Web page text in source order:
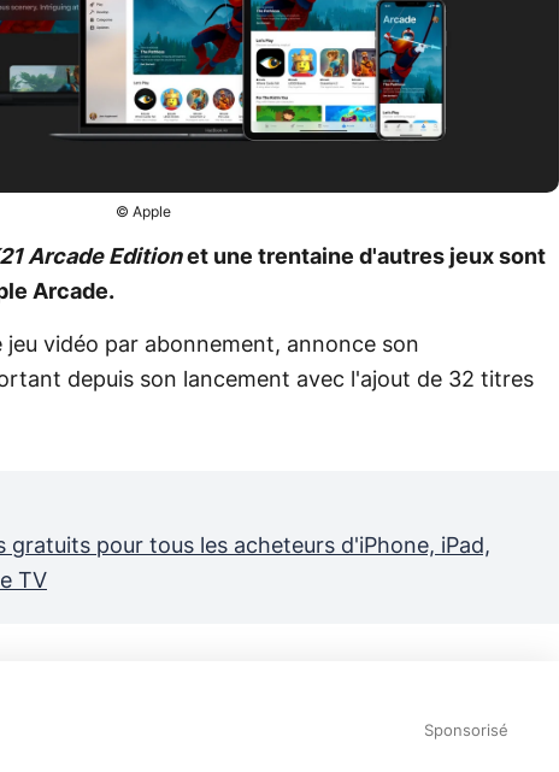
© Apple
Arcade Editionet une trentaine d'autres jeux sont
Arcade.
jeu vidéo par abonnement, annonce son
depuis son lancement avec l'ajout de 32 titres
gratuits pour tous les acheteurs d'iPhone, iPad,
TV
Sponsorisé